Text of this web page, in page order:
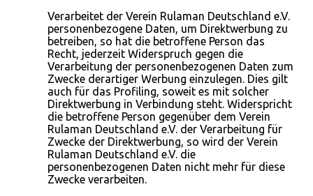
Verarbeitet der Verein Rulaman Deutschland e.V.
personenbezogene Daten, um Direktwerbung zu
betreiben, so hat die betroffene Person das
Recht, jederzeit Widerspruch gegen die
Verarbeitung der personenbezogenen Daten zum
Zwecke derartiger Werbung einzulegen. Dies gilt
auch für das Profiling, soweit es mit solcher
Direktwerbung in Verbindung steht. Widerspricht
die betroffene Person gegenüber dem Verein
Rulaman Deutschland e.V. der Verarbeitung für
Zwecke der Direktwerbung, so wird der Verein
Rulaman Deutschland e.V. die
personenbezogenen Daten nicht mehr für diese
Zwecke verarbeiten.